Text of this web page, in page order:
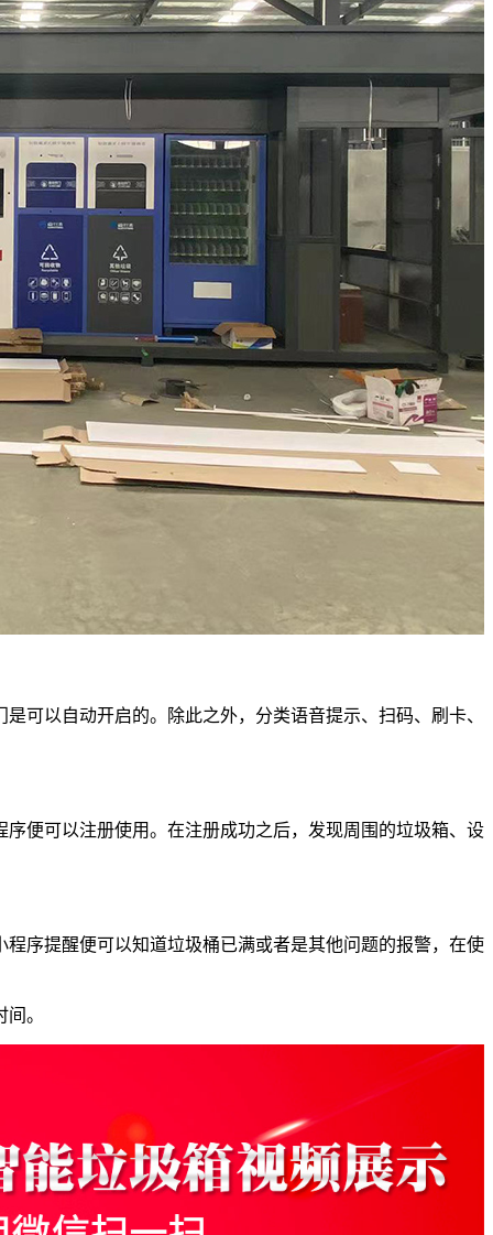
可以自动开启的。除此之外，分类语音提示、扫码、刷卡、
便可以注册使用。在注册成功之后，发现周围的垃圾箱、设
序提醒便可以知道垃圾桶已满或者是其他问题的报警，在使
。